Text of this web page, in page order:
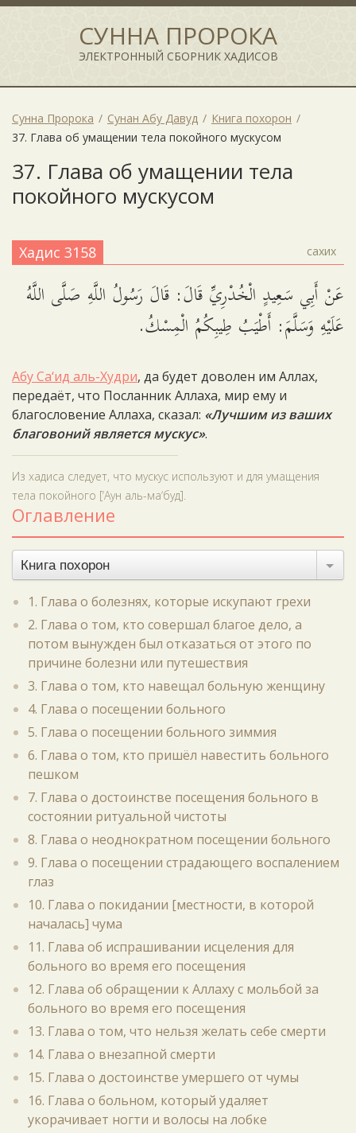
СУННА ПРОРОКА
ЭЛЕКТРОННЫЙ СБОРНИК ХАДИСОВ
Сунна Пророка Сунан Абу Давуд
Книга похорон
37. Глава об умащении тела покойного мускусом
37. Глава об умащении тела
покойного мускусом
Хадис 3158 сахих
عَنْ أَبِي سَعِيدٍ الْخُدْرِيِّ قَالَ: قَالَ رَسُولُ اللَّهِ صَلَّى اللَّهُ
عَلَيْهِ وَسَلَّمَ: أَطْيَبُ طِيبِكُمُ الْمِسْكُ.
Абу Са‘ид аль-Худри, да будет доволен им Аллах,
передаёт, что Посланник Аллаха, мир ему и
благословение Аллаха, сказал: «Лучшим из ваших
благовоний является мускус».
Из хадиса следует, что мускус используют и для умащения
тела покойного [‘Аун аль-ма‘буд].
Оглавление
Книга похорон
1. Глава о болезнях, которые искупают грехи
2. Глава о том, кто совершал благое дело, а
потом вынужден был отказаться от этого по
причине болезни или путешествия
3. Глава о том, кто навещал больную женщину
4. Глава о посещении больного
5. Глава о посещении больного зиммия
6. Глава о том, кто пришёл навестить больного
пешком
7. Глава о достоинстве посещения больного в
состоянии ритуальной чистоты
8. Глава о неоднократном посещении больного
9. Глава о посещении страдающего воспалением
глаз
10. Глава о покидании [местности, в которой
началась] чума
11. Глава об испрашивании исцеления для
больного во время его посещения
12. Глава об обращении к Аллаху с мольбой за
больного во время его посещения
13. Глава о том, что нельзя желать себе смерти
14. Глава о внезапной смерти
15. Глава о достоинстве умершего от чумы
16. Глава о больном, который удаляет
укорачивает ногти и волосы на лобке